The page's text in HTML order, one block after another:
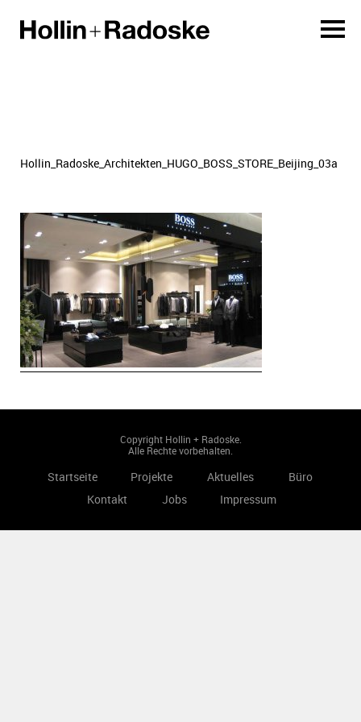
Hollin_Radoske_Architekten_HUGO_BOSS_STORE_Beijing_03a
Copyright Hollin + Radoske.
Alle Rechte vorbehalten.
Startseite Projekte Aktuelles
Büro
Kontakt
Jobs Impressum